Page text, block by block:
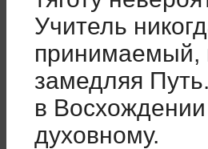
Учитель
принимаемый,
замедляя
в
духовному.